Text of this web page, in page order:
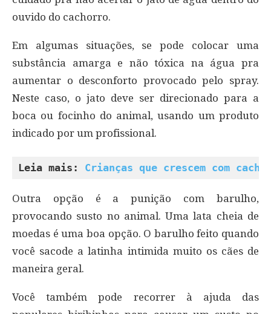
ouvido do cachorro.
Em algumas situações, se pode colocar uma
substância amarga e não tóxica na água pra
aumentar o desconforto provocado pelo spray.
Neste caso, o jato deve ser direcionado para a
boca ou focinho do animal, usando um produto
indicado por um profissional.
Leia mais: Crianças que crescem com
Outra opção é a punição com barulho,
provocando susto no animal. Uma lata cheia de
moedas é uma boa opção. O barulho feito quando
você sacode a latinha intimida muito os cães de
maneira geral.
Você também pode recorrer à ajuda das